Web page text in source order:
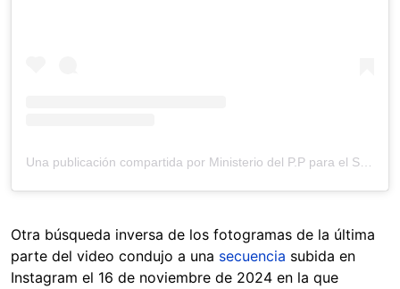
Una publicación compartida por Ministerio del P.P para el Servicio Penitenciario (@minserviciopenitenciario_ve)
Otra búsqueda inversa de los fotogramas de la última
parte del video condujo a una secuencia subida en
Instagram el 16 de noviembre de 2024 en la que